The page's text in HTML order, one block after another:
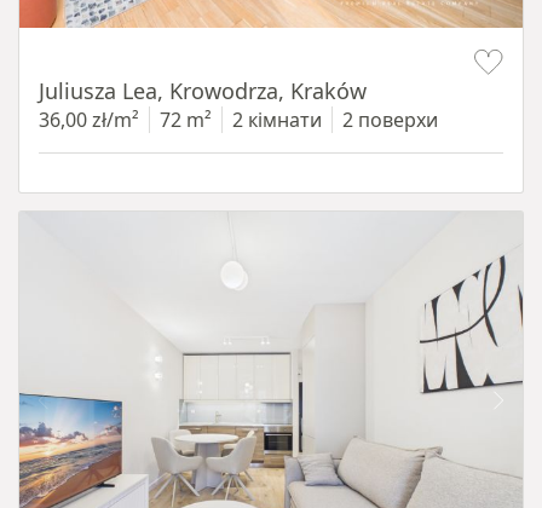
Juliusza Lea, Krowodrza, Kraków
36,00 zł/m² 72 m² 2 кімнати 2 поверхи